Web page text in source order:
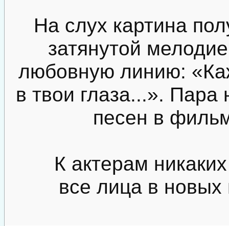
На слух картина
затянутой
любовную линию:
в твои глаза...».
песен в
К актерам
все лица в новых